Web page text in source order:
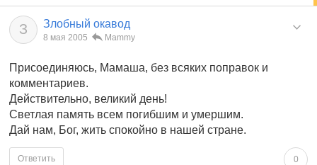
З Злобный окавод
8 мая 2005 Mammy
Присоединяюсь, Мамаша, без всяких поправок и
комментариев.
Действительно, великий день!
Светлая память всем погибшим и умершим.
Дай нам, Бог, жить спокойно в нашей стране.
0
Ответить